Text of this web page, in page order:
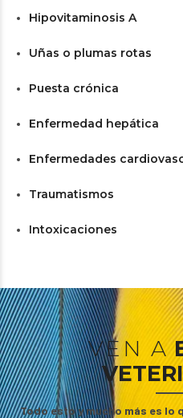
Hipovitaminosis A
Uñas o plumas rotas
Puesta crónica
Enfermedad hepática
Enfermedades
Traumatismos
Intoxicaciones
VEN A
Todo esto y mucho más es lo